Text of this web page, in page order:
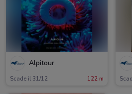
Alpitour
Scade il 31/12 122 m